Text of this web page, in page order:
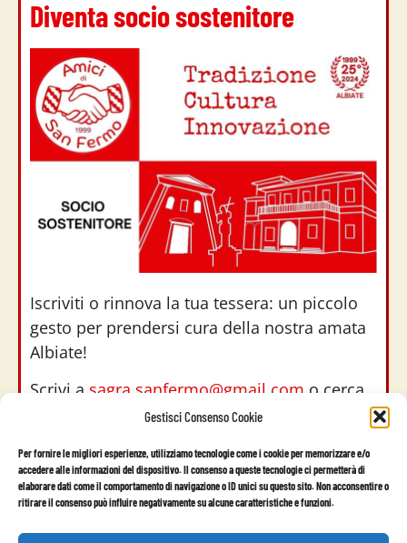
Gestisci Consenso Cookie
Per fornire le migliori esperienze, utilizziamo tecnologie come i cookie per memorizzare e/o
accedere alle informazioni del dispositivo. Il consenso a queste tecnologie ci permetterà di
elaborare dati come il comportamento di navigazione o ID unici su questo sito. Non acconsentire o
ritirare il consenso può influire negativamente su alcune caratteristiche e funzioni.
Diventa socio sostenitore
Iscriviti o rinnova la tua tessera: un piccolo
gesto per prendersi cura della nostra amata
Albiate!
Scrivi a sagra.sanfermo@gmail.com o cerca
il banchetto negli eventi che organizziamo.
Associazione "AMICI DI SAN FERMO"